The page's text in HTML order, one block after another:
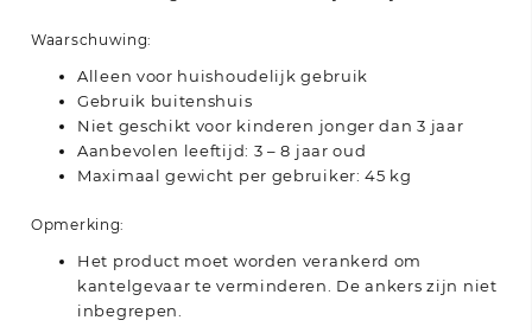
Waarschuwing:
Alleen voor huishoudelijk gebruik
Gebruik buitenshuis
Niet geschikt voor kinderen jonger dan 3 jaar
Aanbevolen leeftijd: 3 – 8 jaar oud
Maximaal gewicht per gebruiker: 45 kg
Opmerking:
Het product moet worden verankerd om
kantelgevaar te verminderen. De ankers zijn niet
inbegrepen.